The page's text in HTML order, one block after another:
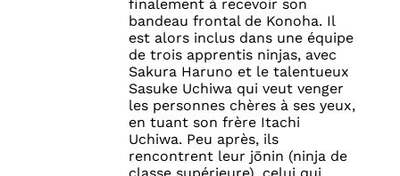
finalement à recevoir son
bandeau frontal de Konoha. Il
est alors inclus dans une équipe
de trois apprentis ninjas, avec
Sakura Haruno et le talentueux
Sasuke Uchiwa qui veut venger
les personnes chères à ses yeux,
en tuant son frère Itachi
Uchiwa. Peu après, ils
rencontrent leur jōnin (ninja de
classe supérieure), celui qui